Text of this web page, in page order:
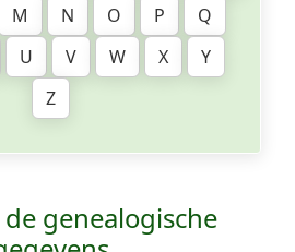
M N O P
Q
U V W X
Y
Z
genealogische